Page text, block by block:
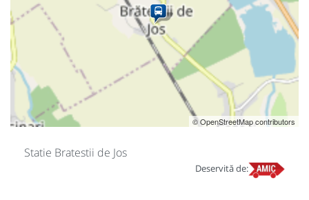
© OpenStreetMap contributors
Statie Bratestii de Jos
Deservită de: